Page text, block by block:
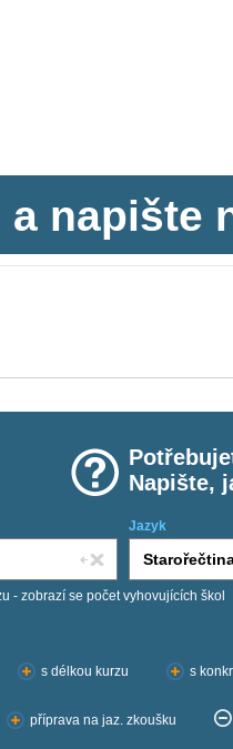
napište
Napište,
Jazyk
- zobrazí se počet vyhovujících škol
s délkou kurzu s
příprava na jaz. zkoušku